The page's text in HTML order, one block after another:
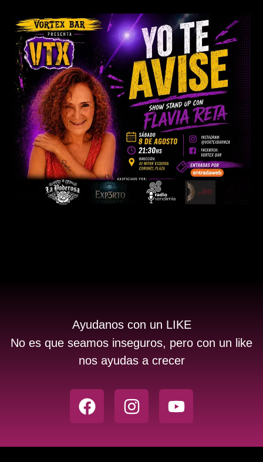
Ayudanos con un LIKE
No es que seamos inseguros, pero con un like
nos ayudas a crecer